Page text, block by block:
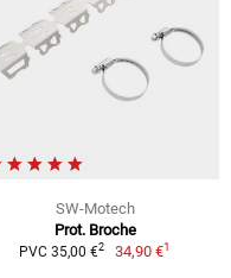
SW-Motech
Prot. Broche
PVC 35,00 €2 34,90 €1